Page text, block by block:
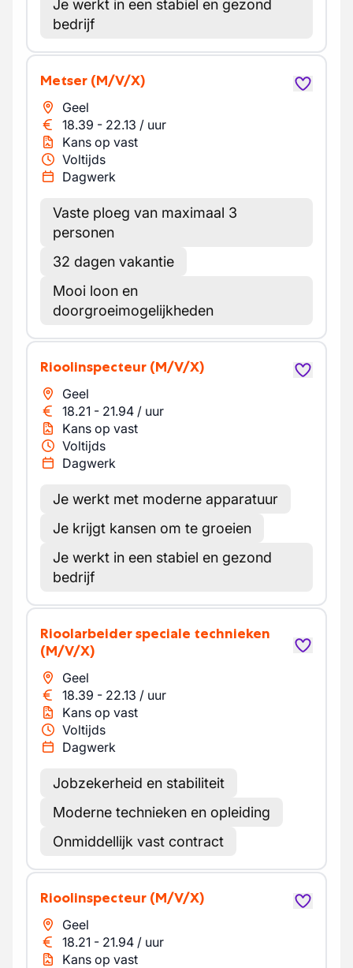
Je werkt in een stabiel en gezond
bedrijf
Metser (M/V/X)
Geel
18.39 - 22.13 / uur
Kans op vast
Voltijds
Dagwerk
Vaste ploeg van maximaal 3
personen
32 dagen vakantie
Mooi loon en
doorgroeimogelijkheden
Rioolinspecteur (M/V/X)
Geel
18.21 - 21.94 / uur
Kans op vast
Voltijds
Dagwerk
Je werkt met moderne apparatuur
Je krijgt kansen om te groeien
Je werkt in een stabiel en gezond
bedrijf
Rioolarbeider speciale technieken
(M/V/X)
Geel
18.39 - 22.13 / uur
Kans op vast
Voltijds
Dagwerk
Jobzekerheid en stabiliteit
Moderne technieken en opleiding
Onmiddellijk vast contract
Rioolinspecteur (M/V/X)
Geel
18.21 - 21.94 / uur
Kans op vast